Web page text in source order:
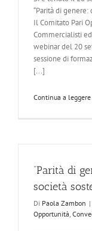
“Parità di
Il Comitato Pari
Commercialisti
webinar del 20
sessione di
[...]
Continua a leggere
“Parità di
società
Di Paola Zambon |
Opportunità,